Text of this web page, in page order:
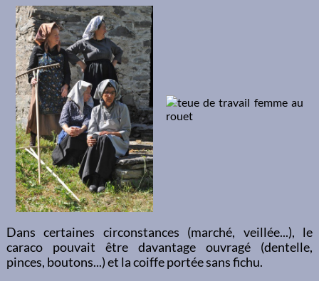
Dans certaines circonstances (marché, veillée...), le
caraco pouvait être davantage ouvragé (dentelle,
pinces, boutons...) et la coiffe portée sans fichu.